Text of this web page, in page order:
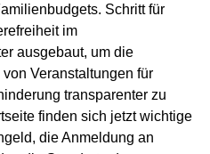
Schritt für
im
ausgebaut, um die
Veranstaltungen für
transparenter zu
finden sich jetzt wichtige
die Anmeldung an